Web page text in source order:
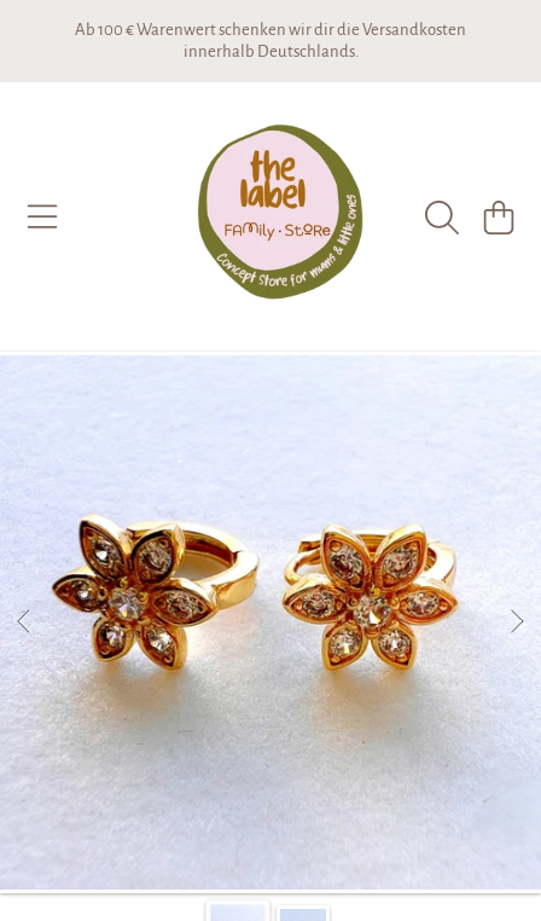
DIREKT ZUM INHALT
Ab 100 € Warenwert schenken wir dir die Versandkosten
innerhalb Deutschlands.